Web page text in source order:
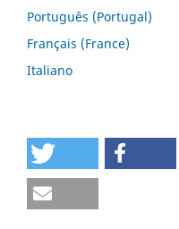
Português (Portugal)
Français (France)
Italiano